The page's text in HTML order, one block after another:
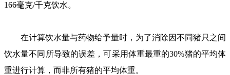
166毫克/千克饮水。
在计算饮水量与药物给予量时，为了消除因不同猪只之间
饮水量不同所导致的误差，可采用体重最重的30%猪的平均体
重进行计算，而非所有猪的平均体重。